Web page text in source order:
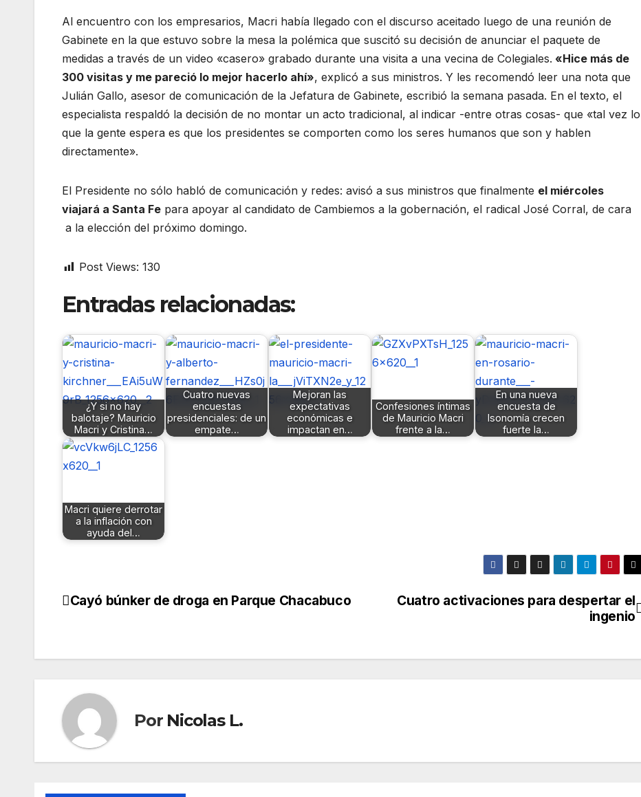
Al encuentro con los empresarios, Macri había llegado con el discurso aceitado luego de una reunión de
Gabinete en la que estuvo sobre la mesa la polémica que suscitó su decisión de anunciar el paquete de
medidas a través de un video «casero» grabado durante una visita a una vecina de Colegiales. «Hice más de
300 visitas y me pareció lo mejor hacerlo ahí», explicó a sus ministros. Y les recomendó leer una nota que
Julián Gallo, asesor de comunicación de la Jefatura de Gabinete, escribió la semana pasada. En el texto, el
especialista respaldó la decisión de no montar un acto tradicional, al indicar -entre otras cosas- que «tal vez lo
que la gente espera es que los presidentes se comporten como los seres humanos que son y hablen
directamente».
El Presidente no sólo habló de comunicación y redes: avisó a sus ministros que finalmente el miércoles
viajará a Santa Fe para apoyar al candidato de Cambiemos a la gobernación, el radical José Corral, de cara
a la elección del próximo domingo.
Post Views: 130
Entradas relacionadas:
¿Y si no hay
balotaje? Mauricio
Macri y Cristina…
Cuatro nuevas
encuestas
presidenciales: de un
empate…
Mejoran las
expectativas
económicas e
impactan en…
Confesiones íntimas
de Mauricio Macri
frente a la…
En una nueva
encuesta de
Isonomía crecen
fuerte la…
Macri quiere derrotar
a la inflación con
ayuda del…
Navegación
entradas
Cuatro activaciones para despertar el
ingenio
Cayó búnker de droga en Parque Chacabuco
Por Nicolas L.